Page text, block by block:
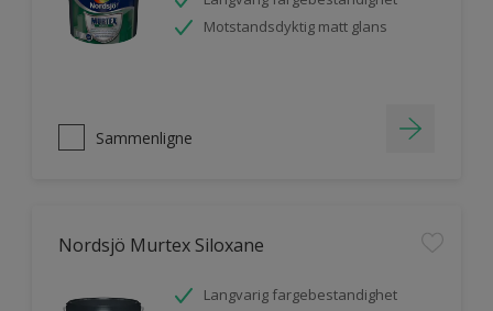
Motstandsdyktig matt glans
Sammenligne
Nordsjö Murtex Siloxane
Langvarig fargebestandighet